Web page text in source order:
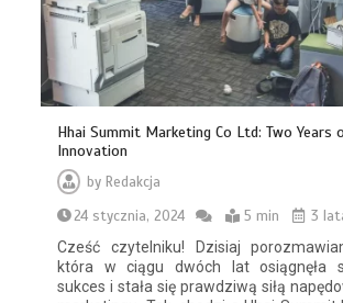
Hhai Summit Marketing Co Ltd: Two Years
Innovation
byRedakcja
24 stycznia, 2024
5 min
3
Cześć czytelniku! Dzisiaj
która w ciągu dwóch lat osiągnęła
sukces i stała się prawdziwą siłą